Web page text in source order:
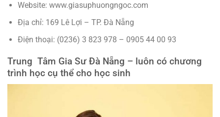
Website: www.giasuphuongngoc.com
Địa chỉ: 169 Lê Lợi – TP. Đà Nẵng
Điện thoại: (0236) 3 823 978 – 0905 44 00 93
Trung Tâm Gia Sư Đà Nẵng – luôn có chương
trình học cụ thể cho học sinh